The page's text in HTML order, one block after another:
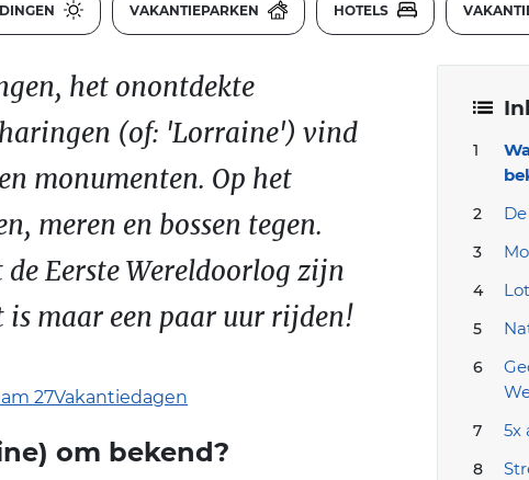
VAKANTIEPARKEN HOTELS
5x
het onontdekte
(of: 'Lorraine') vind
monumenten. Op het
meren en bossen tegen.
Eerste Wereldoorlog zijn
is maar een paar uur rijden!
27Vakantiedagen
om bekend?